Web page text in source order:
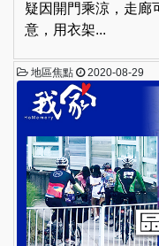
疑因開門乘涼，走廊
意，用衣架...
地區焦點 2020-08-29